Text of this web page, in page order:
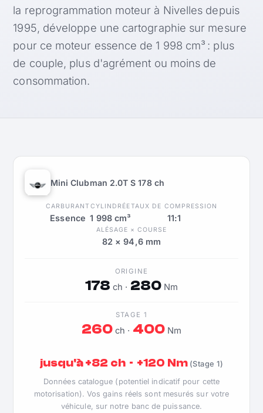
la reprogrammation moteur à Nivelles depuis
1995, développe une cartographie sur mesure
pour ce moteur essence de 1 998 cm³ : plus
de couple, plus d'agrément ou moins de
consommation.
Mini Clubman 2.0T S 178 ch
CARBURANT
Essence
CYLINDRÉE
1 998 cm³
TAUX DE COMPRESSION
11:1
ALÉSAGE × COURSE
82 × 94,6 mm
ORIGINE
178 ch · 280Nm
STAGE 1
260 ch · 400Nm
jusqu'à +82 ch · +120 Nm (Stage 1)
Données catalogue (potentiel indicatif pour cette
motorisation). Vos gains réels sont mesurés sur votre
véhicule, sur notre banc de puissance.